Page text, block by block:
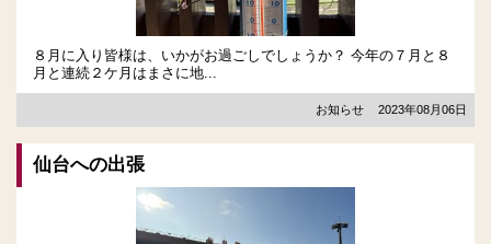
８月に入り皆様は、いかがお過ごしでしょうか？ 今年の７月と８
月と連続２ケ月はまさに地...
お知らせ 2023年08月06日
仙台への出張